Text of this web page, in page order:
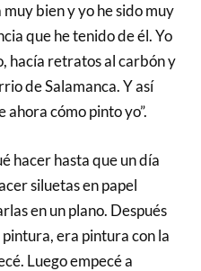
bien y yo he sido muy
que he tenido de él. Yo
hacía retratos al carbón y
de Salamanca. Y así
cómo pinto yo”.
hacer hasta que un día
siluetas en papel
en un plano. Después
era pintura con la
Luego empecé a